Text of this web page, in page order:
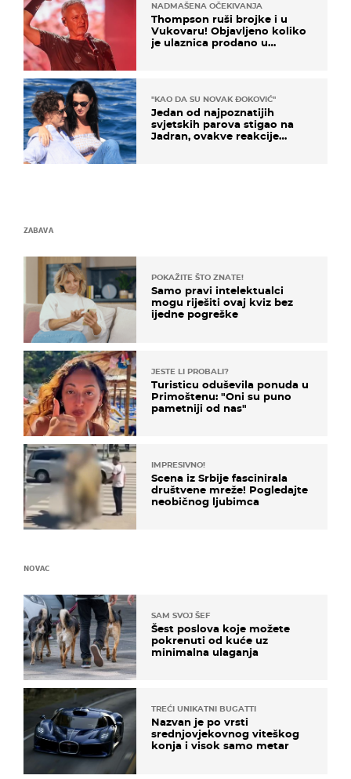
NADMAŠENA OČEKIVANJA
Thompson ruši brojke i u
Vukovaru! Objavljeno koliko
je ulaznica prodano u
"KAO DA SU NOVAK ĐOKOVIĆ"
Jedan od najpoznatijih
svjetskih parova stigao na
Jadran, ovakve reakcije
ZABAVA
POKAŽITE ŠTO ZNATE!
Samo pravi intelektualci
mogu riješiti ovaj kviz bez
ijedne pogreške
JESTE LI PROBALI?
Turisticu oduševila ponuda u
Primoštenu: "Oni su puno
pametniji od nas"
IMPRESIVNO!
Scena iz Srbije fascinirala
društvene mreže! Pogledajte
neobičnog ljubimca
NOVAC
SAM SVOJ ŠEF
Šest poslova koje možete
pokrenuti od kuće uz
minimalna ulaganja
TREĆI UNIKATNI BUGATTI
Nazvan je po vrsti
srednjovjekovnog viteškog
konja i visok samo metar